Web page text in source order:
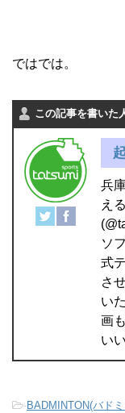
ではでは。
この記事を書いた
兵
え
ソ
式
さ
い
画
い
-BADMINTON(バド